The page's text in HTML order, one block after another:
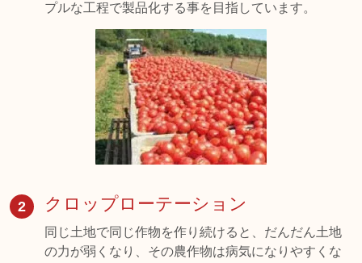
プルな工程で製品化する事を目指しています。
2 クロップローテーション
同じ土地で同じ作物を作り続けると、だんだん土地
の力が弱くなり、その農作物は病気になりやすくな